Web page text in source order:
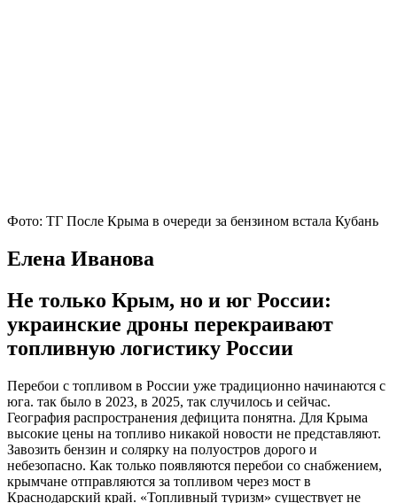
Фото: ТГ После Крыма в очереди за бензином встала Кубань
Елена Иванова
Не только Крым, но и юг России:
украинские дроны перекраивают
топливную логистику России
Перебои с топливом в России уже традиционно начинаются с
юга. так было в 2023, в 2025, так случилось и сейчас.
География распространения дефицита понятна. Для Крыма
высокие цены на топливо никакой новости не представляют.
Завозить бензин и солярку на полуостров дорого и
небезопасно. Как только появляются перебои со снабжением,
крымчане отправляются за топливом через мост в
Краснодарский край. «Топливный туризм» существует не